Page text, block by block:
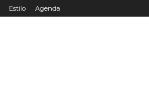
Estilo Agenda